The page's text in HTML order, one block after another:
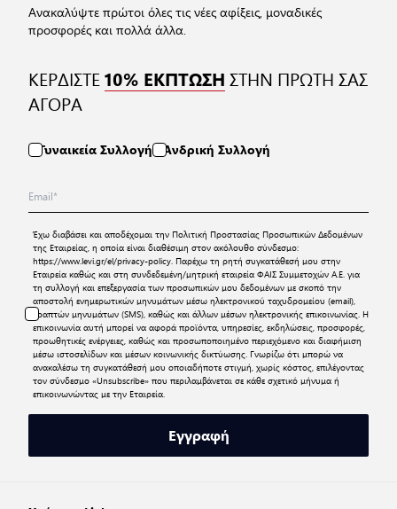
Ανακαλύψτε πρώτοι όλες τις νέες αφίξεις, μοναδικές
προσφορές και πολλά άλλα.
ΚΕΡΔΙΣΤΕ10% ΕΚΠΤΩΣΗ ΣΤΗΝ ΠΡΩΤΗ ΣΑΣ
ΑΓΟΡΑ
Γυναικεία Συλλογή Ανδρική Συλλογή
Έχω διαβάσει και αποδέχομαι την Πολιτική Προστασίας Προσωπικών Δεδομένων
της Εταιρείας, η οποία είναι διαθέσιμη στον ακόλουθο σύνδεσμο:
https://www.levi.gr/el/privacy-policy. Παρέχω τη ρητή συγκατάθεσή μου στην
Εταιρεία καθώς και στη συνδεδεμένη/μητρική εταιρεία ΦΑΙΣ Συμμετοχών Α.Ε. για
τη συλλογή και επεξεργασία των προσωπικών μου δεδομένων με σκοπό την
αποστολή ενημερωτικών μηνυμάτων μέσω ηλεκτρονικού ταχυδρομείου (email),
γραπτών μηνυμάτων (SMS), καθώς και άλλων μέσων ηλεκτρονικής επικοινωνίας. Η
επικοινωνία αυτή μπορεί να αφορά προϊόντα, υπηρεσίες, εκδηλώσεις, προσφορές,
προωθητικές ενέργειες, καθώς και προσωποποιημένο περιεχόμενο και διαφήμιση
μέσω ιστοσελίδων και μέσων κοινωνικής δικτύωσης. Γνωρίζω ότι μπορώ να
ανακαλέσω τη συγκατάθεσή μου οποιαδήποτε στιγμή, χωρίς κόστος, επιλέγοντας
τον σύνδεσμο «Unsubscribe» που περιλαμβάνεται σε κάθε σχετικό μήνυμα ή
επικοινωνώντας με την Εταιρεία.
Εγγραφή